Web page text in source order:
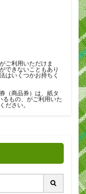
ご利用いただけま
できないこともあり
はいくつかお持ちく
（商品券）は、紙タ
るもの、がご利用いた
ださい。